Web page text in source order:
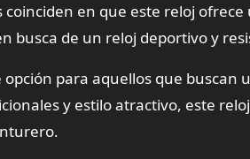
en que este reloj ofrece
busca de un reloj deportivo y
para aquellos que buscan
y estilo atractivo, este reloj